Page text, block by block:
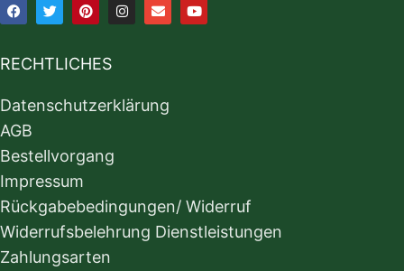
RECHTLICHES
Datenschutzerklärung
AGB
Bestellvorgang
Impressum
Rückgabebedingungen/ Widerruf
Widerrufsbelehrung Dienstleistungen
Zahlungsarten